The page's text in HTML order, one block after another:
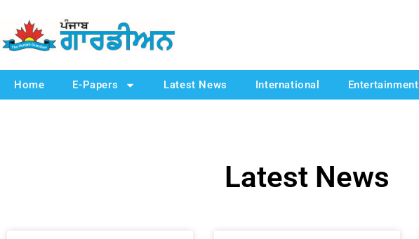
Home E-Papers Latest News International Entertainment
Latest News